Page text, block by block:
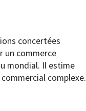
concertées
un commerce
mondial. Il estime
complexe.